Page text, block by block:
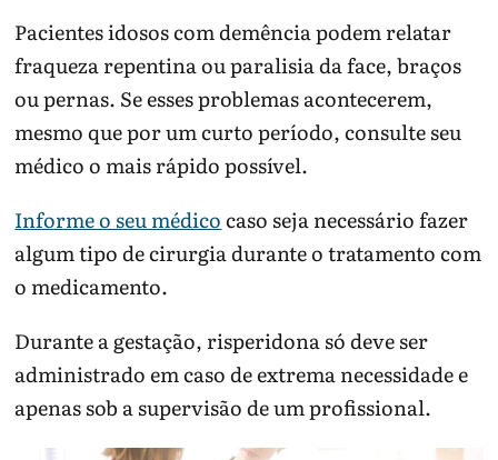
Pacientes idosos com demência podem relatar
fraqueza repentina ou paralisia da face, braços
ou pernas. Se esses problemas acontecerem,
mesmo que por um curto período, consulte seu
médico o mais rápido possível.
Informe o seu médicocaso seja necessário fazer
algum tipo de cirurgia durante o tratamento com
o medicamento.
Durante a gestação, risperidona só deve ser
administrado em caso de extrema necessidade e
apenas sob a supervisão de um profissional.